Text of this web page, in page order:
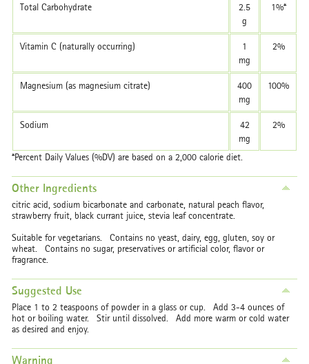
Total Carbohydrate
2.5
g
1%*
Vitamin C (naturally occurring)
1
mg
2%
Magnesium (as magnesium citrate)
400
mg
100%
Sodium
42
mg
2%
*Percent Daily Values (%DV) are based on a 2,000 calorie diet.
Other Ingredients
citric acid, sodium bicarbonate and carbonate, natural peach flavor,
strawberry fruit, black currant juice, stevia leaf concentrate.
Suitable for vegetarians. Contains no yeast, dairy, egg, gluten, soy or
wheat. Contains no sugar, preservatives or artificial color, flavor or
fragrance.
Suggested Use
Place 1 to 2 teaspoons of powder in a glass or cup. Add 3-4 ounces of
hot or boiling water. Stir until dissolved. Add more warm or cold water
as desired and enjoy.
Warning